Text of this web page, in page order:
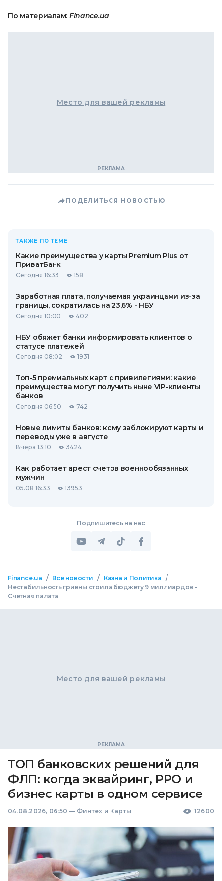
По материалам: Finance.ua
Место для вашей рекламы
ПОДЕЛИТЬСЯ НОВОСТЬЮ
ТАКЖЕ ПО ТЕМЕ
Какие преимущества у карты Premium Plus от
ПриватБанк
Сегодня 16:33 158
Заработная плата, получаемая украинцами из-за
границы, сократилась на 23,6% - НБУ
Сегодня 10:00 402
НБУ обяжет банки информировать клиентов о
статусе платежей
Сегодня 08:02 1931
Топ-5 премиальных карт с привилегиями: какие
преимущества могут получить ныне VIP-клиенты
банков
Сегодня 06:50 742
Новые лимиты банков: кому заблокируют карты и
переводы уже в августе
Вчера 13:10 3424
Как работает арест счетов военнообязанных
мужчин
05.08 16:33 13953
Подпишитесь на нас
Finance.ua / Все новости / Казна и Политика /
Нестабильность гривны стоила бюджету 9 миллиардов -
Счетная палата
Место для вашей рекламы
ТОП банковских решений для
ФЛП: когда эквайринг, РРО и
бизнес карты в одном сервисе
04.08.2026, 06:50 — Финтех и Карты 12600